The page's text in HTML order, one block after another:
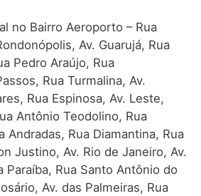
no Bairro Aeroporto – Rua
Av. Guarujá, Rua
Pedro Araújo, Rua
Rua Turmalina, Av.
Rua Espinosa, Av. Leste,
Antônio Teodolino, Rua
Andradas, Rua Diamantina, Rua
Justino, Av. Rio de Janeiro, Av.
Paraíba, Rua Santo Antônio do
Av. das Palmeiras, Rua